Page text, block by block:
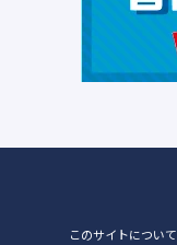
このサイトについて